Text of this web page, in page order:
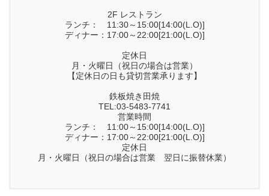
2F レストラン
ランチ： 11:30～15:00[14:00(L.O)]
ディナー：17:00～22:00[21:00(L.O)]
定休日
月・火曜日（祝日の場合は営業）
【定休日の日も貸切営業承ります】
鉄板焼き田焼
TEL:03-5483-7741
営業時間
ランチ： 11:00～15:00[14:00(L.O)]
ディナー：17:00～22:00[21:00(L.O)]
定休日
月・火曜日（祝日の場合は営業 翌日に振替休業）